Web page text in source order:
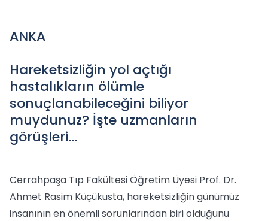
ANKA
Hareketsizliğin yol açtığı
hastalıkların ölümle
sonuçlanabileceğini biliyor
muydunuz? İşte uzmanların
görüşleri…
Cerrahpaşa Tıp Fakültesi Öğretim Üyesi Prof. Dr.
Ahmet Rasim Küçükusta, hareketsizliğin günümüz
insanının en önemli sorunlarından biri olduğunu